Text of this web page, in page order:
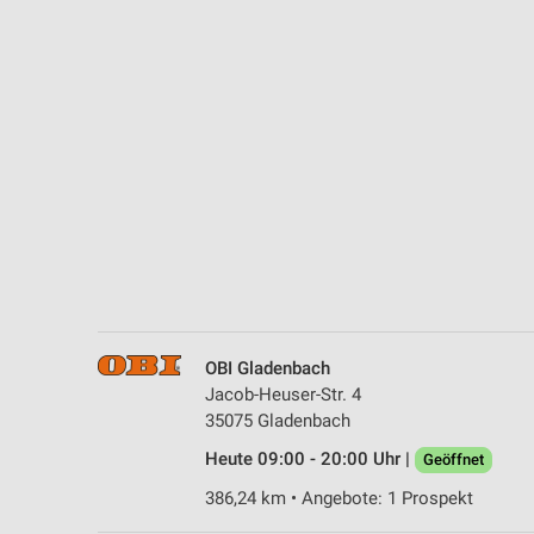
OBI Gladenbach
Jacob-Heuser-Str. 4
35075 Gladenbach
Heute 09:00 - 20:00 Uhr |
Geöffnet
386,24 km • Angebote: 1 Prospekt